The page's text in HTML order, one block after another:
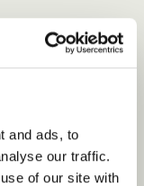
and ads, to
our traffic.
of our site with
in verschillende
of marmer.